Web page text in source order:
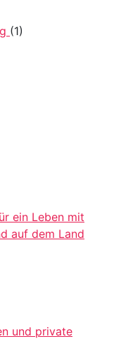
(1)
ein Leben mit
auf dem Land
und private